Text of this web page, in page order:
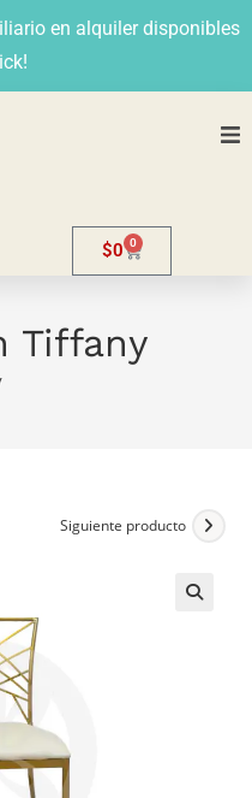
en alquiler disponibles
Contacto
$0 0
Tiffany
Siguiente producto